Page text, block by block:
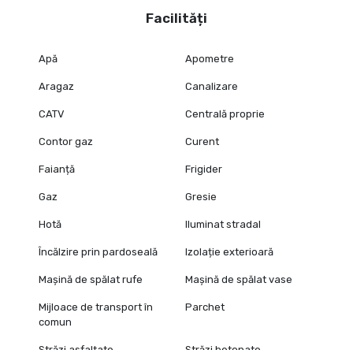
Facilități
Apă Apometre
Aragaz Canalizare
CATV Centrală proprie
Contor gaz Curent
Faianță Frigider
Gaz Gresie
Hotă Iluminat stradal
Încălzire prin pardoseală Izolație exterioară
Mașină de spălat rufe Mașină de spălat vase
Mijloace de transport în
comun
Parchet